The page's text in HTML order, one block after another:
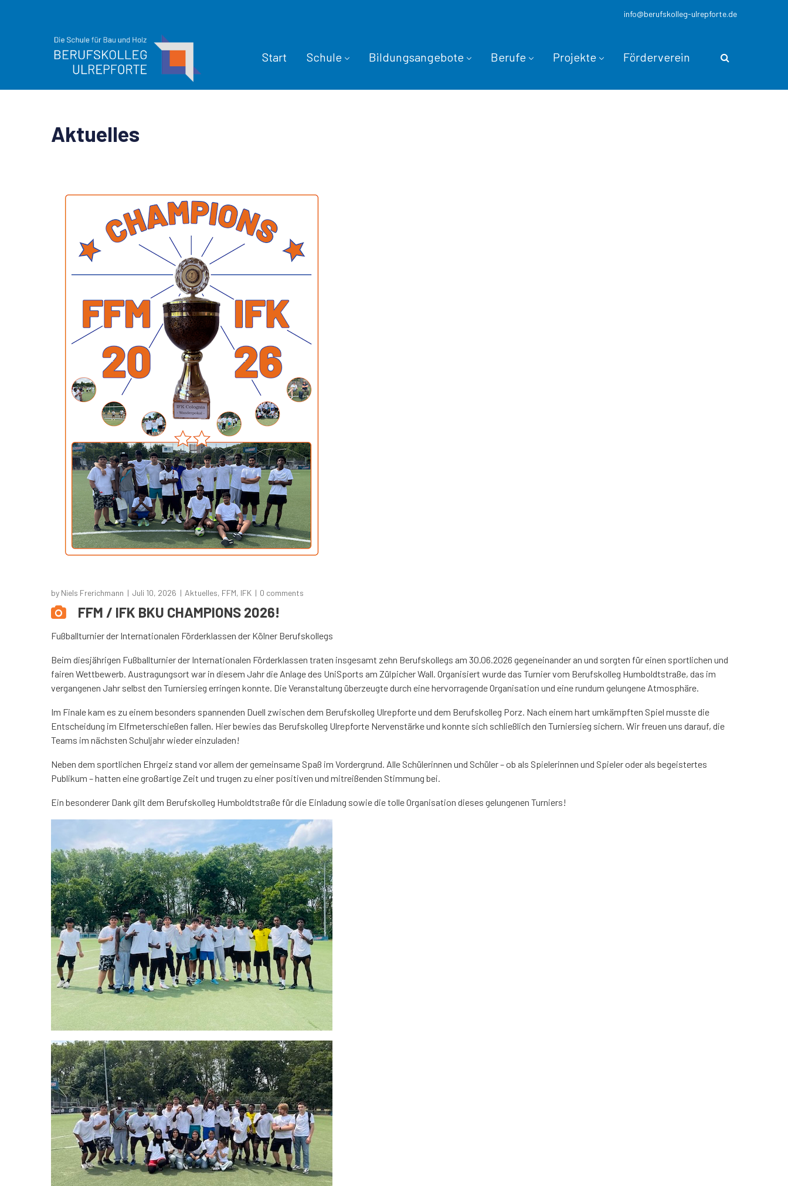
info@berufskolleg-ulrepforte.de
Start Schule Bildungsangebote Berufe Projekte Förderverein
Aktuelles
by Niels Frerichmann Juli 10, 2026 Aktuelles, FFM, IFK 0 comments
FFM / IFK BKU CHAMPIONS 2026!
Fußballturnier der Internationalen Förderklassen der Kölner Berufskollegs
Beim diesjährigen Fußballturnier der Internationalen Förderklassen traten insgesamt zehn Berufskollegs am 30.06.2026 gegeneinander an und sorgten für einen sportlichen und
fairen Wettbewerb. Austragungsort war in diesem Jahr die Anlage des UniSports am Zülpicher Wall. Organisiert wurde das Turnier vom Berufskolleg Humboldtstraße, das im
vergangenen Jahr selbst den Turniersieg erringen konnte. Die Veranstaltung überzeugte durch eine hervorragende Organisation und eine rundum gelungene Atmosphäre.
Im Finale kam es zu einem besonders spannenden Duell zwischen dem Berufskolleg Ulrepforte und dem Berufskolleg Porz. Nach einem hart umkämpften Spiel musste die
Entscheidung im Elfmeterschießen fallen. Hier bewies das Berufskolleg Ulrepforte Nervenstärke und konnte sich schließlich den Turniersieg sichern. Wir freuen uns darauf, die
Teams im nächsten Schuljahr wieder einzuladen!
Neben dem sportlichen Ehrgeiz stand vor allem der gemeinsame Spaß im Vordergrund. Alle Schülerinnen und Schüler – ob als Spielerinnen und Spieler oder als begeistertes
Publikum – hatten eine großartige Zeit und trugen zu einer positiven und mitreißenden Stimmung bei.
Ein besonderer Dank gilt dem Berufskolleg Humboldtstraße für die Einladung sowie die tolle Organisation dieses gelungenen Turniers!